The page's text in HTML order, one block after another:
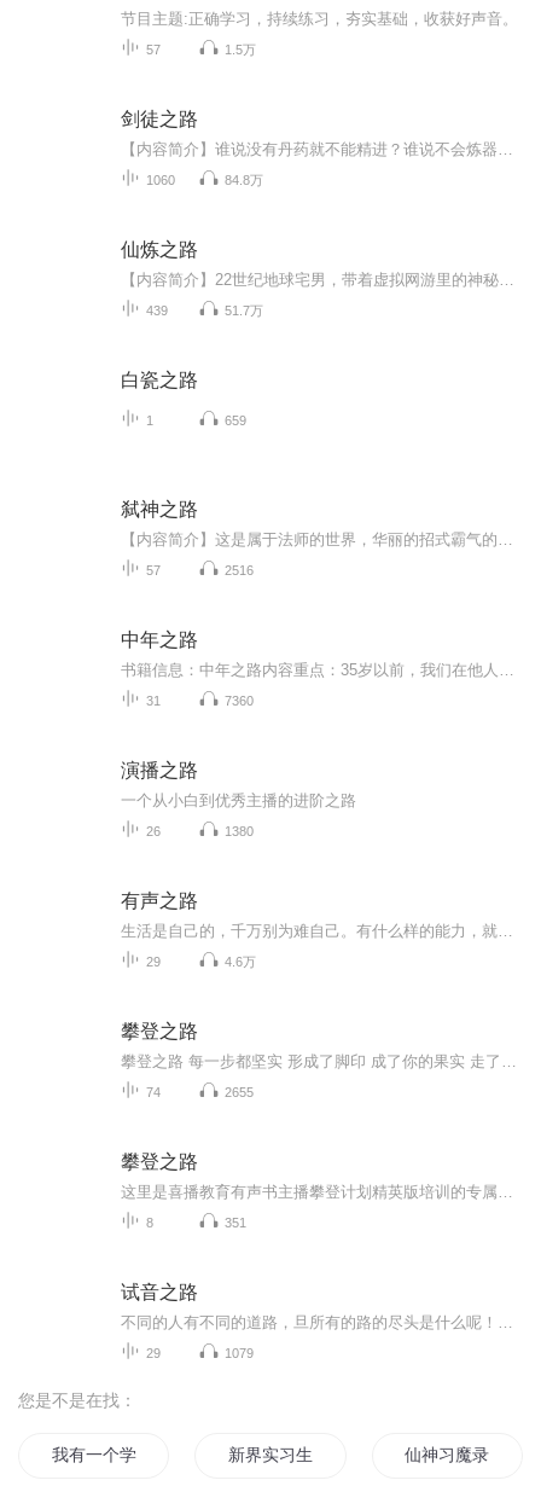
节目主题:正确学习，持续练习，夯实基础，收获好声音。
57 1.5万
剑徒之路
1060 84.8万
仙炼之路
439 51.7万
白瓷之路
1 659
弑神之路
57 2516
中年之路
31 7360
演播之路
一个从小白到优秀主播的进阶之路
26 1380
有声之路
29 4.6万
攀登之路
74 2655
攀登之路
8 351
试音之路
29 1079
您是不是在找：
我有一个学习系统 新界实习生 仙神习魔录